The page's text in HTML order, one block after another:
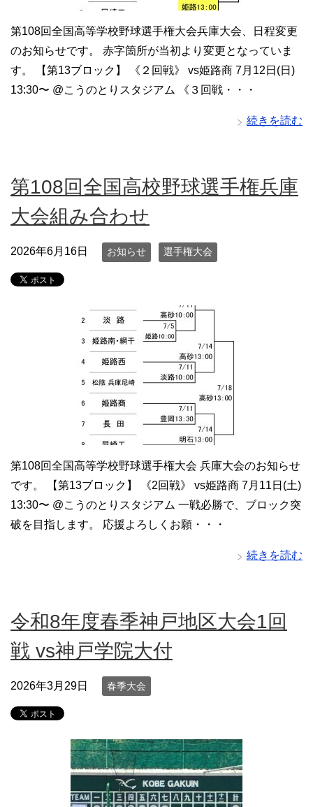
第108回全国高等学校野球選手権大会兵庫大会、日程変更
のお知らせです。 赤字箇所が当初より変更となっていま
す。 【第13ブロック】 《２回戦》 vs姫路商 7月12日(日)
13:30〜 @こうのとりスタジアム 《３回戦・・・
続きを読む
第108回全国高校野球選手権兵庫
大会組み合わせ
2026年6月16日 お知らせ 選手権大会
第108回全国高等学校野球選手権大会 兵庫大会のお知らせ
です。 【第13ブロック】 《2回戦》 vs姫路商 7月11日(土)
13:30〜 @こうのとりスタジアム 一戦必勝で、ブロック突
破を目指します。 応援よろしくお願・・・
続きを読む
令和8年度春季神戸地区大会1回
戦 vs神戸学院大付
2026年3月29日 春季大会